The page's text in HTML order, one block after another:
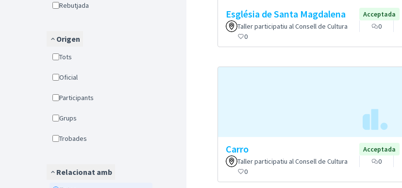
Rebutjada
Origen
Tots
Oficial
Participants
Grups
Trobades
Relacionat amb
Església de Santa Magdalena
Acceptada
Taller participatiu al Consell de Cultura
0
0
Carro
Acceptada
Taller participatiu al Consell de Cultura
0
0